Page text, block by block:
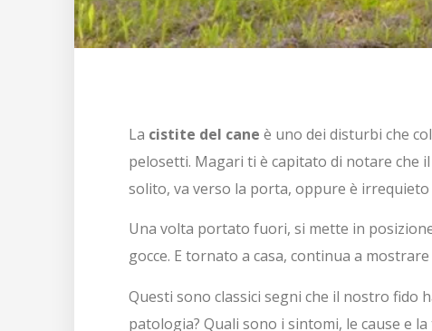
La cistite del cane è uno dei disturbi che
pelosetti. Magari ti è capitato di notare che
solito, va verso la porta, oppure è
Una volta portato fuori, si mette in
gocce. E tornato a casa, continua a
Questi sono classici segni che il nostro fido
patologia? Quali sono i sintomi, le cause e